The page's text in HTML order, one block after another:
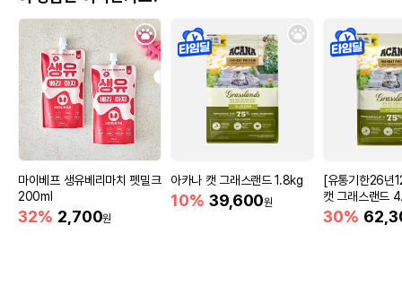
마이베프 생유베리마치 펫밀크
200ml
32% 2,700원
아카나 캣 그래스랜드 1.8kg
10% 39,600원
[유통기한26년
캣 그래스랜드
30%